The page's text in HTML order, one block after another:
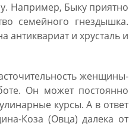
Например, Быку приятно
семейного гнездышка.
антиквариат и хрусталь и
женщины-
Он может постоянно
курсы. А в ответ
Коза (Овца) далека от